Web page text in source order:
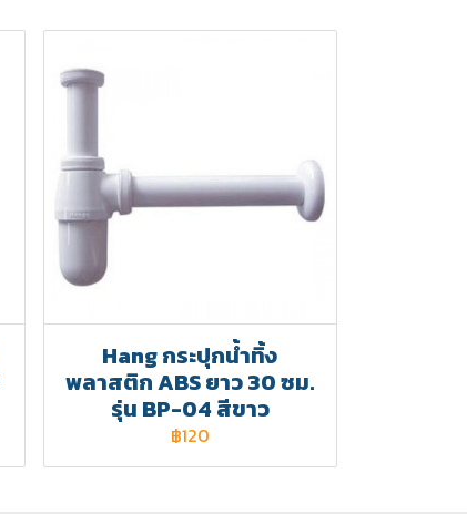
Hang กระปุกน้ำทิ้ง
พลาสติก ABS ยาว 30 ซม.
รุ่น BP-04 สีขาว
฿120